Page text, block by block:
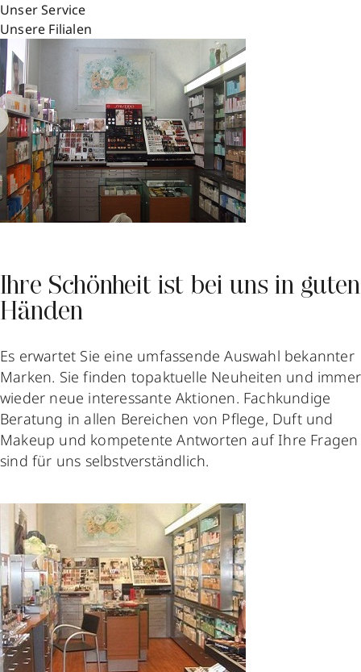
Unser Service
Unsere Filialen
Ihre Schönheit ist bei uns in guten
Händen
Es erwartet Sie eine umfassende Auswahl bekannter
Marken. Sie finden topaktuelle Neuheiten und immer
wieder neue interessante Aktionen. Fachkundige
Beratung in allen Bereichen von Pflege, Duft und
Makeup und kompetente Antworten auf Ihre Fragen
sind für uns selbstverständlich.